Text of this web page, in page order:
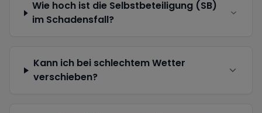
Wie hoch ist die Selbstbeteiligung (SB)
im Schadensfall?
Kann ich bei schlechtem Wetter
verschieben?